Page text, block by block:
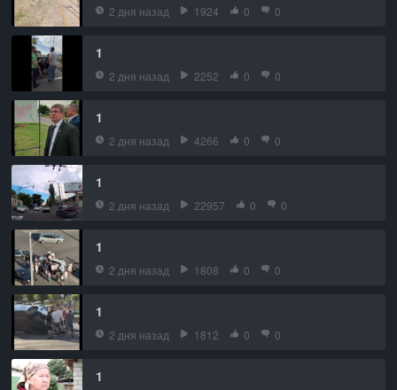
2 дня назад 1924 0 0
1
2 дня назад 2252 0 0
1
2 дня назад 4266 0 0
1
2 дня назад 22957 0 0
1
2 дня назад 1808 0 0
1
2 дня назад 1812 0 0
1